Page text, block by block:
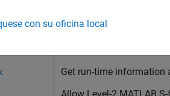
Provide precompilation
Get run-time information
con su oficina local